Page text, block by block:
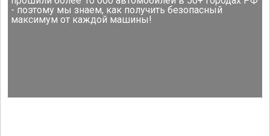
- поэтому мы знаем, как получить безопасный
максимум от каждой машины!